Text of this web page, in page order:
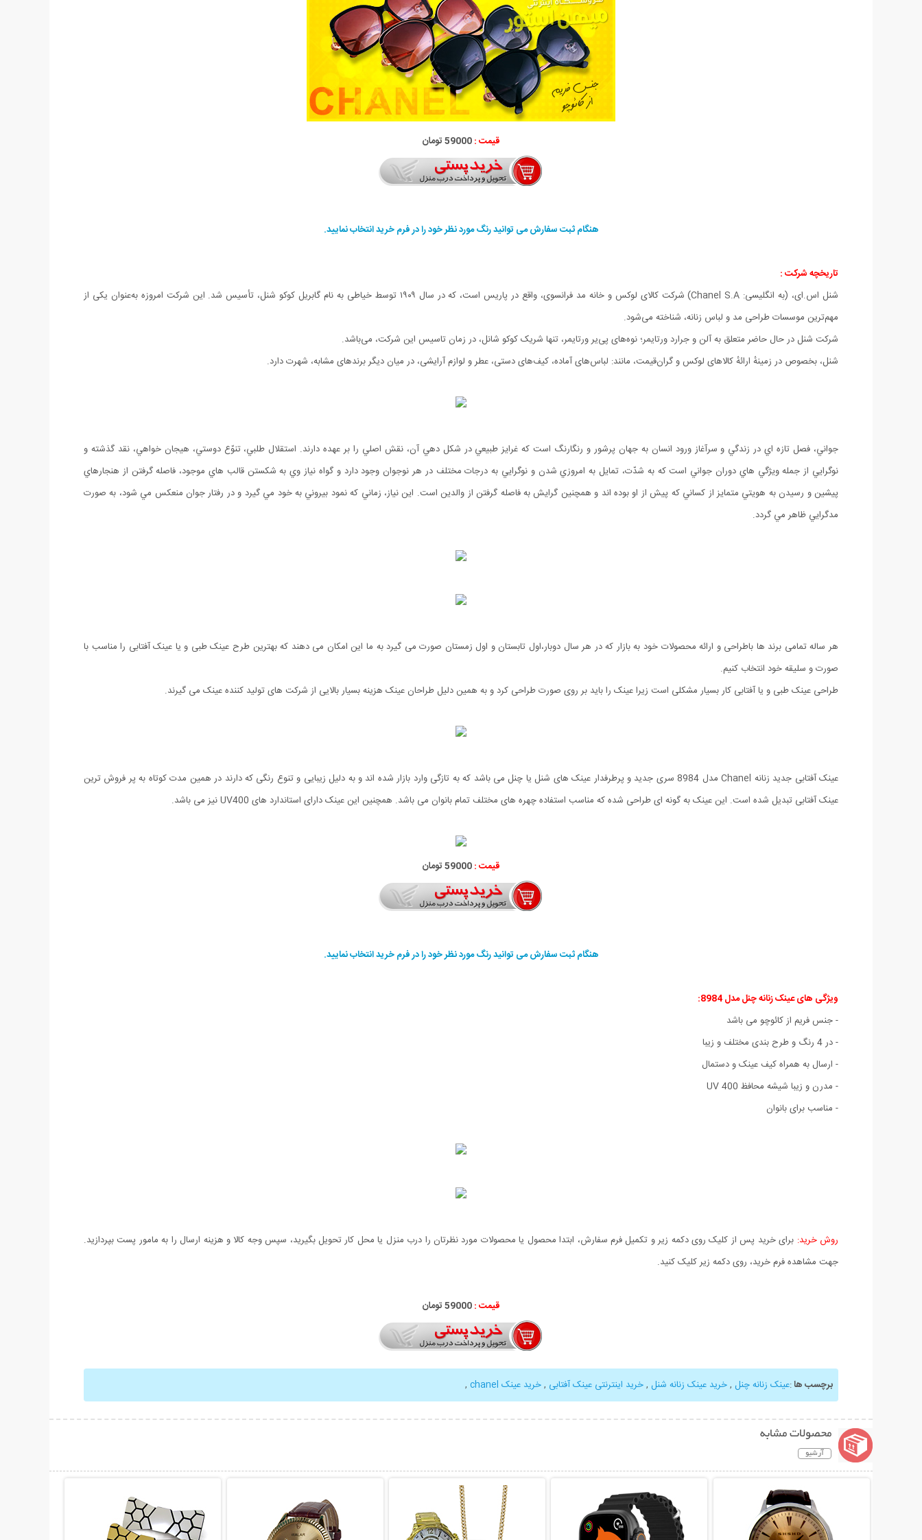
قیمت :59000 تومان
هنگام ثبت سفارش می توانید رنگ مورد نظر خود را در فرم خرید انتخاب نمایید.
تاریخچه شرکت :
شنل اس.ای، (به انگلیسی: Chanel S.A) شرکت کالای لوکس و خانه مد فرانسوی، واقع در پاریس است، که در سال ۱۹۰۹ توسط خیاطی به نام گابریل کوکو شنل، تأسیس شد. این شرکت امروزه به‌عنوان یکی از
مهم‌ترین موسسات طراحی مد و لباس زنانه، شناخته می‌شود.
شرکت شنل در حال حاضر متعلق به آلن و جرارد ورتایمر؛ نوه‌های پی‌یر ورتایمر، تنها شریک کوکو شانل، در زمان تاسیس این شرکت، می‌باشد.
شنل، بخصوص در زمینهٔ ارائهٔ کالاهای لوکس و گران‌قیمت، مانند: لباس‌های آماده، کیف‌های دستی، عطر و لوازم آرایشی، در میان دیگر برندهای مشابه، شهرت دارد.
جواني، فصل تازه اي در زندگي و سرآغاز ورود انسان به جهان پرشور و رنگارنگ است که غرايز طبيعي در شکل دهي آن، نقش اصلي را بر عهده دارند. استقلال طلبي، تنوّع دوستي، هيجان خواهي، نقد گذشته و
نوگرايي از جمله ويژگي هاي دوران جواني است که به شدّت، تمايل به امروزي شدن و نوگرايي به درجات مختلف در هر نوجوان وجود دارد و گواه نياز وي به شکستن قالب هاي موجود، فاصله گرفتن از هنجارهاي
پيشين و رسيدن به هويتي متمايز از کساني که پيش از او بوده اند و همچنين گرايش به فاصله گرفتن از والدين است. اين نياز، زماني که نمود بيروني به خود مي گيرد و در رفتار جوان منعکس مي شود، به صورت
مدگرايي ظاهر مي گردد.
هر ساله تمامی برند ها باطراحی و ارائه محصولات خود به بازار که در هر سال دوبار،اول تابستان و اول زمستان صورت می گیرد به ما این امکان می دهند که بهترین طرح عینک طبی و یا عینک آفتابی را مناسب با
صورت و سلیقه خود انتخاب کنیم.
طراحی عینک طبی و یا آفتابی کار بسیار مشکلی است زیرا عینک را باید بر روی صورت طراحی کرد و به همین دلیل طراحان عینک هزینه بسیار بالایی از شرکت های تولید کننده عینک می گیرند.
عینک آفتابی جدید زنانه Chanel مدل 8984 سری جدید و پرطرفدار عینک های شنل یا چنل می باشد که به تازگی وارد بازار شده اند و به دلیل زیبایی و تنوع رنگی که دارند در همین مدت کوتاه به پر فروش ترین
عینک آفتابی تبدیل شده است. این عینک به گونه ای طراحی شده که مناسب استفاده چهره های مختلف تمام بانوان می باشد. همچنین این عینک دارای استاندارد های UV400 نیز می باشد.
قیمت :59000 تومان
هنگام ثبت سفارش می توانید رنگ مورد نظر خود را در فرم خرید انتخاب نمایید.
ویژگی های عینک زنانه چنل مدل 8984:
- جنس فریم از کائوچو می باشد
- در 4 رنگ و طرح بندی مختلف و زیبا
- ارسال به همراه کیف عینک و دستمال
- مدرن و زیبا شیشه محافظ 400 UV
- مناسب برای بانوان
روش خرید: برای خرید پس از کلیک روی دکمه زیر و تکمیل فرم سفارش، ابتدا محصول یا محصولات مورد نظرتان را درب منزل یا محل کار تحویل بگیرید، سپس وجه کالا و هزینه ارسال را به مامور پست بپردازید.
جهت مشاهده فرم خرید، روی دکمه زیر کلیک کنید.
قیمت :59000 تومان
برچسب ها:عینک زنانه چنل ,خرید عینک زنانه شنل ,خرید اینترنتی عینک آفتابی ,خرید عینک chanel ,
محصولات مشابه
آرشیو